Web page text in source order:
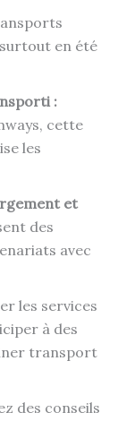
en été
:
cette
les
et
des
avec
les services
à des
transport
des conseils